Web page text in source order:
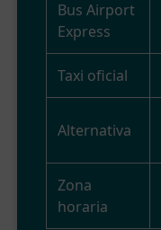
Bus Airport
Express
Taxi oficial
Alternativa
Zona
horaria